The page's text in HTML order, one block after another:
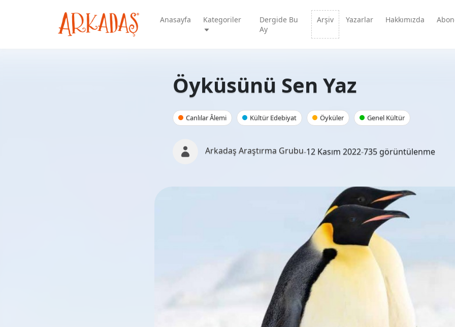
Anasayfa Kategoriler
Dergide Bu
Ay
Arşiv Yazarlar Hakkımızda
Öyküsünü Sen Yaz
Canlılar Âlemi Kültür Edebiyat Öyküler Genel Kültür
Arkadaş Araştırma Grubu-12 Kasım 2022-735 görüntülenme